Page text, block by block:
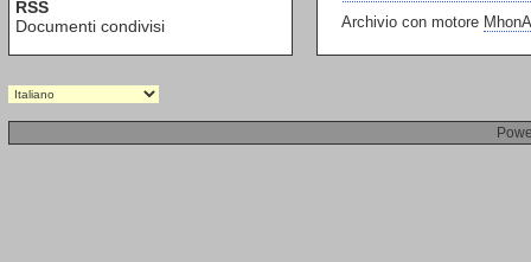
RSS
Documenti condivisi
Archivio con motore